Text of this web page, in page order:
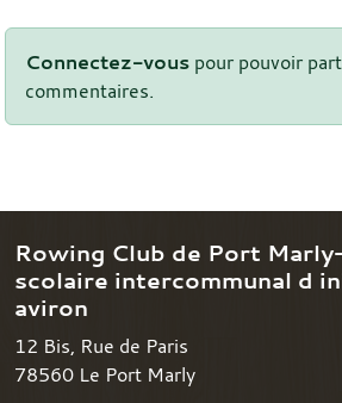
Connectez-vous pour pouvoir
commentaires.
Rowing Club de Port
scolaire intercommunal d
aviron
12 Bis, Rue de Paris
78560 Le Port Marly